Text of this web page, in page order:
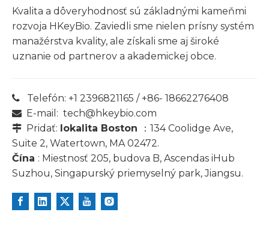
Kvalita a dôveryhodnosť sú základnými kameňmi
rozvoja HKeyBio. Zaviedli sme nielen prísny systém
manažérstva kvality, ale získali sme aj široké
uznanie od partnerov a akademickej obce.
 Telefón: +1 2396821165 / +86- 18662276408
 E-mail: tech@hkeybio.com
 Pridať: lokalita Boston
：134 Coolidge Ave,
Suite 2, Watertown, MA 02472.
Čína : Miestnosť 205, budova B, Ascendas iHub
Suzhou, Singapurský priemyselný park, Jiangsu.